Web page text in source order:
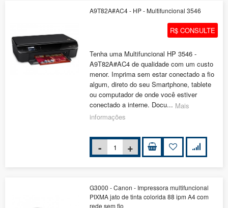
A9T82A#AC4 - HP - Multifuncional 3546
R$ CONSULTE
Tenha uma Multifuncional HP 3546 -
A9T82A#AC4 de qualidade com um custo
menor. Imprima sem estar conectado a fio
algum, direto do seu Smartphone, tablete
ou computador de onde você estiver
conectado a interne. Docu... Mais
informações
G3000 - Canon - Impressora multifuncional
PIXMA jato de tinta colorida 88 ipm A4 com
rede sem fio